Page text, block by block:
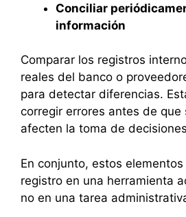
Conciliar
información
Comparar los registros
reales del banco o
para detectar diferencias.
corregir errores antes de que
afecten la toma de
En conjunto, estos
registro en una herramienta
no en una tarea